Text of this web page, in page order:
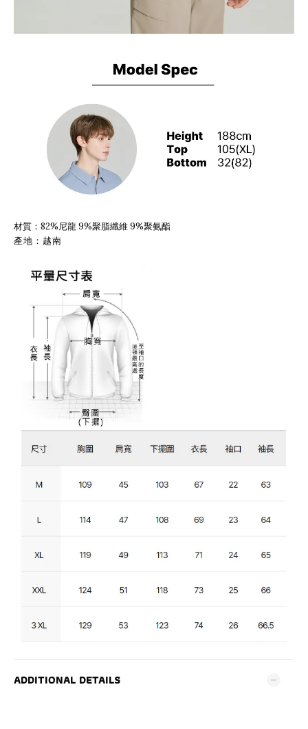
材質：82%尼龍 9%聚脂纖維 9%聚氨酯
產地：越南
ADDITIONAL DETAILS